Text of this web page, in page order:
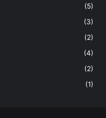
(5)
(3)
(2)
(4)
(2)
(1)